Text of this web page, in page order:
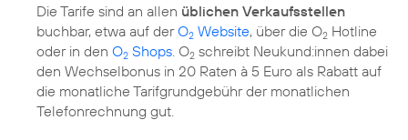
Die Tarife sind an allen üblichen Verkaufsstellen
buchbar, etwa auf derO2 Website, über die O2 Hotline
oder in den O2 Shops . O2 schreibt Neukund:innen dabei
den Wechselbonus in 20 Raten à 5 Euro als Rabatt auf
die monatliche Tarifgrundgebühr der monatlichen
Telefonrechnung gut.